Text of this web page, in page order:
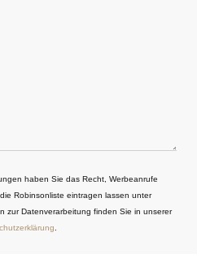
haben Sie das Recht, Werbeanrufe
Robinsonliste eintragen lassen unter
zur Datenverarbeitung finden Sie in unserer